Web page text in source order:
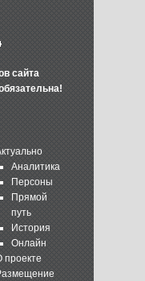
сайта
Аналитика
Персоны
Прямой
путь
История
Онлайн
проекте